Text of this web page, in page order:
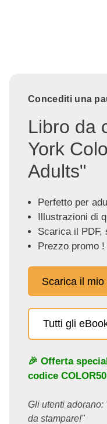
Concediti una
Libro da
York
Adults"
Perfetto per
Illustrazioni di
Scarica il PDF,
Prezzo promo !
Scarica il
Tutti gli
🎉 Offerta
codice COLOR50
Gli utenti
da stampare!"